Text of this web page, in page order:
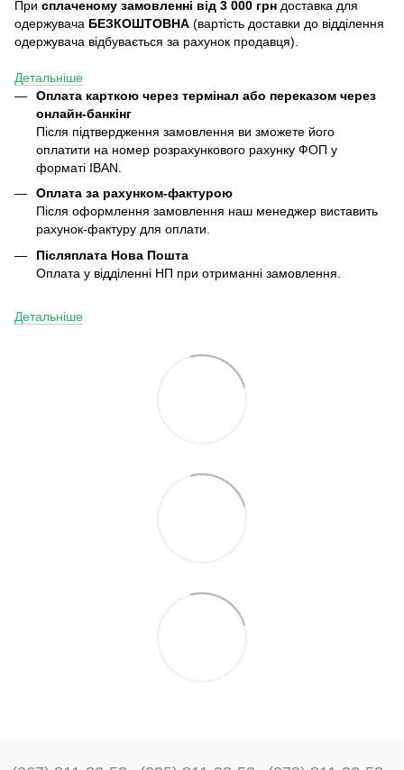
При сплаченому замовленні від 3 000 грн доставка для
одержувача БЕЗКОШТОВНА (вартість доставки до відділення
одержувача відбувається за рахунок продавця).
Детальніше
Оплата карткою через термінал або переказом через
онлайн-банкінг
Після підтвердження замовлення ви зможете його
оплатити на номер розрахункового рахунку ФОП у
форматі IBAN.
Оплата за рахунком-фактурою
Після оформлення замовлення наш менеджер виставить
рахунок-фактуру для оплати.
Післяплата Нова Пошта
Оплата у відділенні НП при отриманні замовлення.
Детальніше